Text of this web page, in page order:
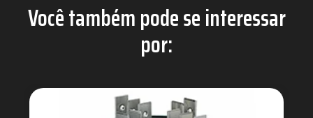
Você também pode se interessar
por: